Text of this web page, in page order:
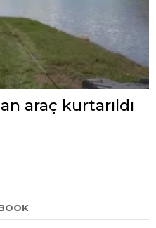
araç kurtarıldı